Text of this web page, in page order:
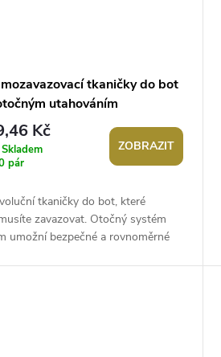
tkaničky do bot
utahováním
Kč
Skladem
pár
ZOBRAZIT
tkaničky do bot, které
zavazovat. Otočný systém
umožní bezpečné a rovnoměrné